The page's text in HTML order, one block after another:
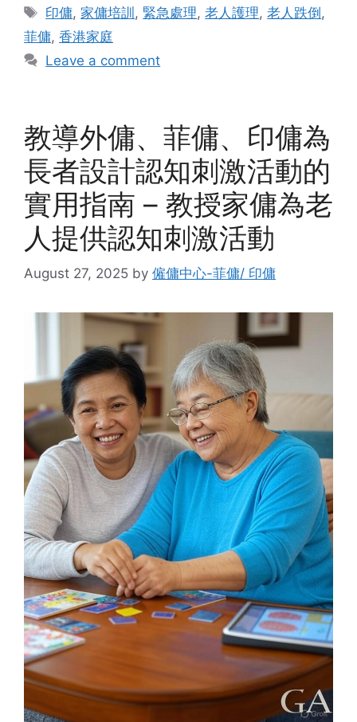
Tags
印傭, 家傭培訓 , 緊急處理,老人護理,老人跌倒 ,
菲傭, 香港家庭
Leave a comment
教導外傭、菲傭、印傭為
長者設計認知刺激活動的
實用指南 – 教授家傭為老
人提供認知刺激活動
August 27, 2025 by 僱傭中心-菲傭/ 印傭